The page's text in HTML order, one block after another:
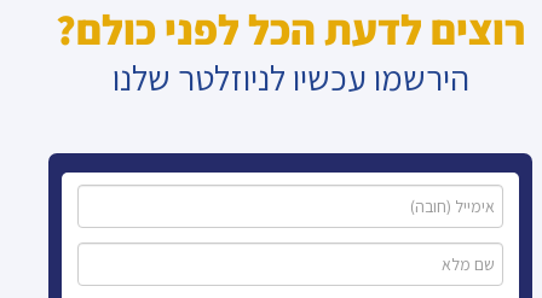
רוצים לדעת הכל לפני כולם?
הירשמו עכשיו לניוזלטר שלנו